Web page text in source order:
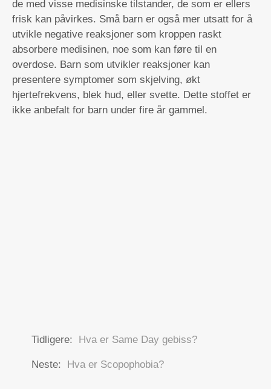
de med visse medisinske tilstander, de som er ellers
frisk kan påvirkes. Små barn er også mer utsatt for å
utvikle negative reaksjoner som kroppen raskt
absorbere medisinen, noe som kan føre til en
overdose. Barn som utvikler reaksjoner kan
presentere symptomer som skjelving, økt
hjertefrekvens, blek hud, eller svette. Dette stoffet er
ikke anbefalt for barn under fire år gammel.
Tidligere: Hva er Same Day gebiss?
Neste: Hva er Scopophobia?